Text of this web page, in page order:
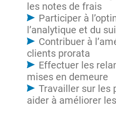
les notes de frais
Participer à
l’analytique et du
Contribuer à
clients prorata
Effectuer les
mises en demeure
Travailler sur les
aider à améliorer